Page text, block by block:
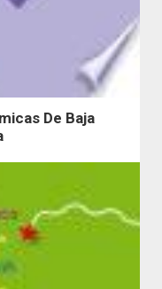
De Baja